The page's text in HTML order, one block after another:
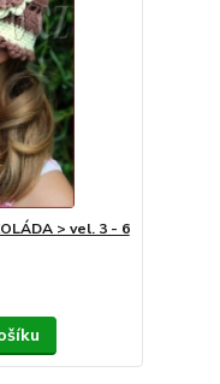
> vel. 3 - 6